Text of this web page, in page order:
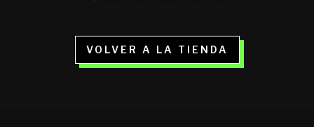
VOLVER A LA TIENDA